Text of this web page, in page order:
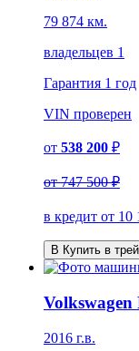
79 874 км.
владельцев 1
Гарантия 1 год
VIN проверен
от 538 200 ₽
от747 500 ₽
в кредит от 10
В Купить в
Volkswagen
2016 г.в.